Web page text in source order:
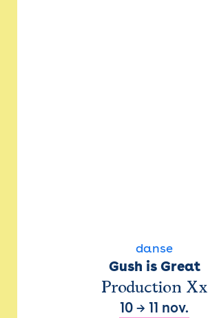
danse
Gush is Great
Production Xx
10 → 11 nov.